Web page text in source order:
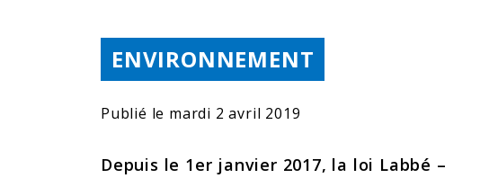
THÉMATIQUE :
ENVIRONNEMENT
Publié le mardi 2 avril 2019
Depuis le 1er janvier 2017, la loi Labbé –